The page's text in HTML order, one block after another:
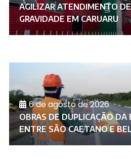
AGILIZAR ATENDIMENTO
GRAVIDADE EM CARUARU
6 de agosto de 2026
OBRAS DE DUPLICAÇÃO DA
ENTRE SÃO CAETANO E